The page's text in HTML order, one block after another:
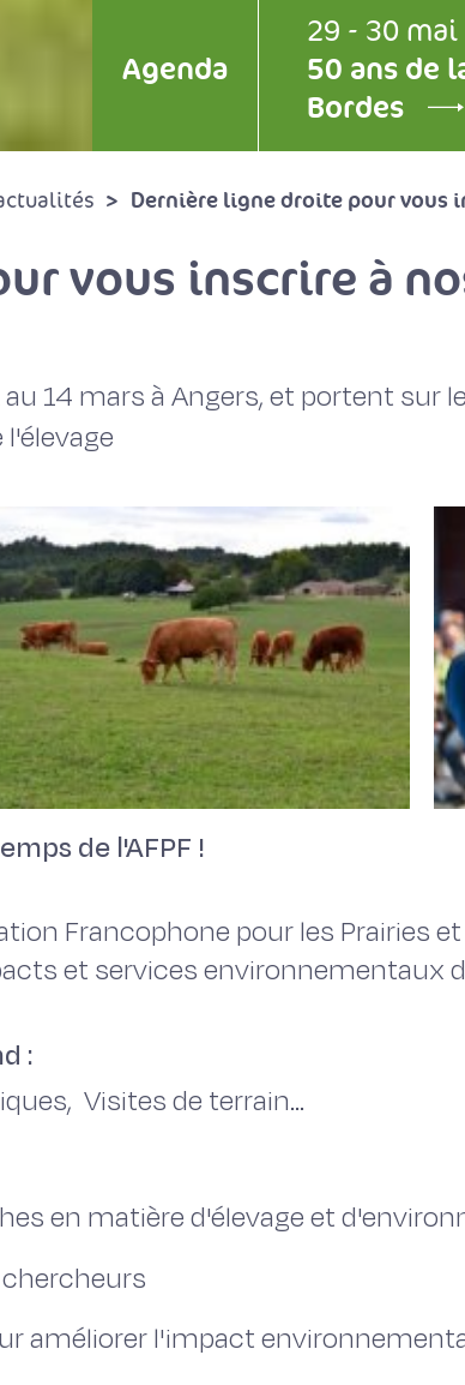
Agenda
29 - 30
50 ans de
Bordes
Dernière ligne droite pour vous
vous inscrire à
14 mars à Angers, et portent sur
de l'AFPF !
Francophone pour les Prairies
et services environnementaux
:
Visites de terrain...
en matière d'élevage et
améliorer l'impact